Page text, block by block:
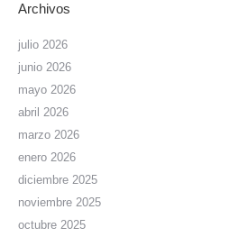
Archivos
julio 2026
junio 2026
mayo 2026
abril 2026
marzo 2026
enero 2026
diciembre 2025
noviembre 2025
octubre 2025